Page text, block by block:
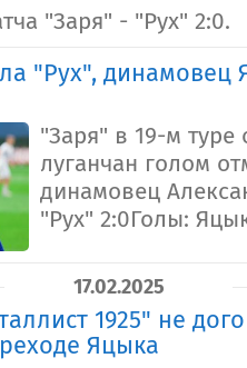
"Заря" - "Рух" 2:0.
"Рух", динамовец
"Заря" в 19-м туре
луганчан голом
динамовец
"Рух" 2:0Голы:
17.02.2025
1925" не
Яцыка